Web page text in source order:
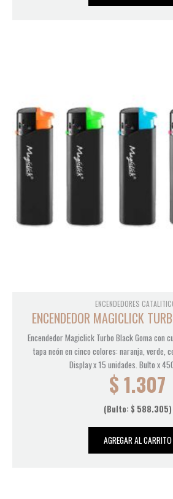
ENCENDEDORES
ENCENDEDOR MAGICLICK
Encendedor Magiclick Turbo Black Goma con
tapa neón en cinco colores: naranja, verde,
Display x 15 unidades. Bulto x
$1.307
(Bulto: $ 588.305)
AGREGAR AL CARRITO